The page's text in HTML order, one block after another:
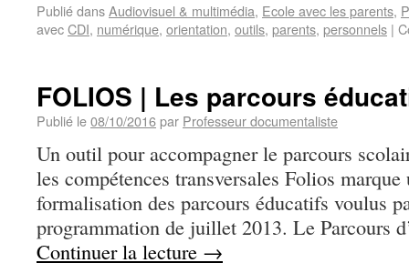
Publié dansAudiovisuel & multimédia, Ecole avec les parents,
avecCDI, numérique, orientation, outils, parents, personnels |
FOLIOS | Les parcours
Publié le08/10/2016par Professeur documentaliste
Un outil pour accompagner le parcours
les compétences transversales Folios
formalisation des parcours éducatifs voulus
programmation de juillet 2013. Le Parcours
Continuer la lecture →